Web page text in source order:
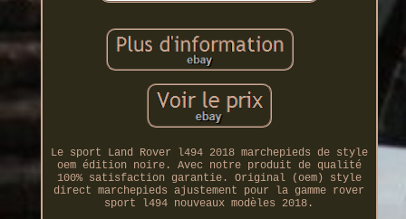
Le sport Land Rover l494 2018 marchepieds de style
oem édition noire. Avec notre produit de qualité
100% satisfaction garantie. Original (oem) style
direct marchepieds ajustement pour la gamme rover
sport l494 nouveaux modèles 2018.